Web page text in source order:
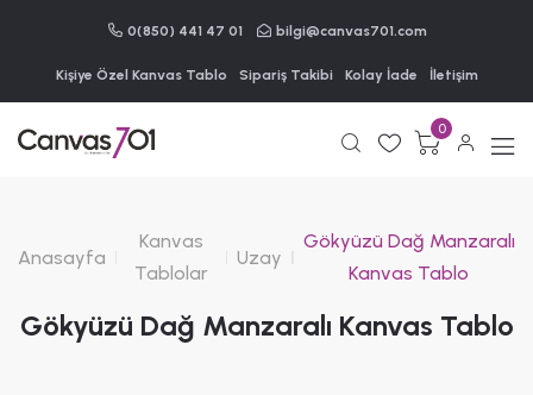
0(850) 441 47 01 bilgi@canvas701.com
Kişiye Özel Kanvas Tablo Sipariş Takibi Kolay İade İletişim
0
Anasayfa
Kanvas
Tablolar
Uzay
Gökyüzü Dağ Manzaralı
Kanvas Tablo
Gökyüzü Dağ Manzaralı Kanvas Tablo